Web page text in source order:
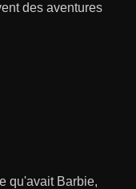
des aventures
qu'avait Barbie,